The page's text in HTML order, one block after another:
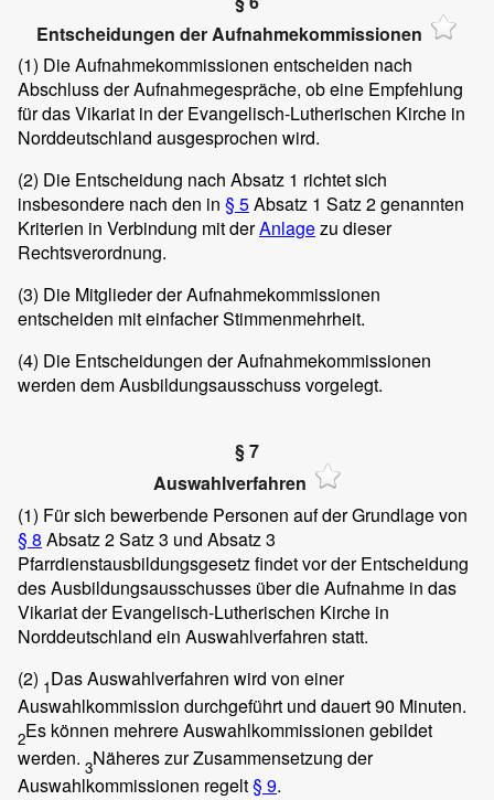
Entscheidungen der Aufnahmekommissionen
(1) Die Aufnahmekommissionen entscheiden nach
Abschluss der Aufnahmegespräche, ob eine Empfehlung
für das Vikariat in der Evangelisch-Lutherischen Kirche in
Norddeutschland ausgesprochen wird.
(2) Die Entscheidung nach Absatz 1 richtet sich
insbesondere nach den in § 5Absatz 1 Satz 2 genannten
Kriterien in Verbindung mit derAnlagezu dieser
Rechtsverordnung.
(3) Die Mitglieder der Aufnahmekommissionen
entscheiden mit einfacher Stimmenmehrheit.
(4) Die Entscheidungen der Aufnahmekommissionen
werden dem Ausbildungsausschuss vorgelegt.
§ 7
Auswahlverfahren
(1) Für sich bewerbende Personen auf der Grundlage von
§ 8 Absatz 2 Satz 3 und Absatz 3
Pfarrdienstausbildungsgesetz findet vor der Entscheidung
des Ausbildungsausschusses über die Aufnahme in das
Vikariat der Evangelisch-Lutherischen Kirche in
Norddeutschland ein Auswahlverfahren statt.
(2) 1Das Auswahlverfahren wird von einer
Auswahlkommission durchgeführt und dauert 90 Minuten.
2Es können mehrere Auswahlkommissionen gebildet
werden. 3Näheres zur Zusammensetzung der
Auswahlkommissionen regelt§ 9.